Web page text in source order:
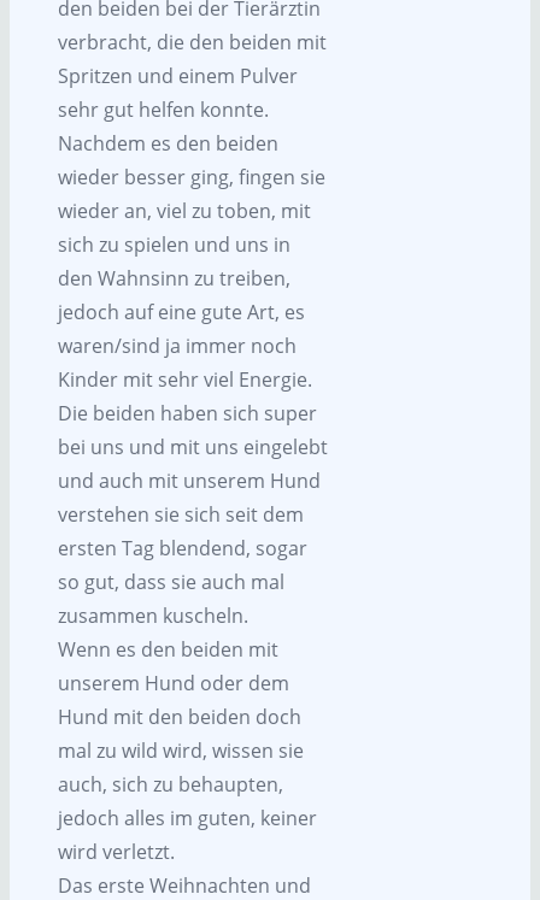
den beiden bei der Tierärztin
verbracht, die den beiden mit
Spritzen und einem Pulver
sehr gut helfen konnte.
Nachdem es den beiden
wieder besser ging, fingen sie
wieder an, viel zu toben, mit
sich zu spielen und uns in
den Wahnsinn zu treiben,
jedoch auf eine gute Art, es
waren/sind ja immer noch
Kinder mit sehr viel Energie.
Die beiden haben sich super
bei uns und mit uns eingelebt
und auch mit unserem Hund
verstehen sie sich seit dem
ersten Tag blendend, sogar
so gut, dass sie auch mal
zusammen kuscheln.
Wenn es den beiden mit
unserem Hund oder dem
Hund mit den beiden doch
mal zu wild wird, wissen sie
auch, sich zu behaupten,
jedoch alles im guten, keiner
wird verletzt.
Das erste Weihnachten und